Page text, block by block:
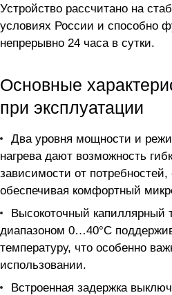
Устройство рассчитано на
условиях России и способно
непрерывно 24 часа в сутки.
Основные
при эксплуатации
Два уровня мощности и
нагрева дают возможность
зависимости от
обеспечивая комфортный
Высокоточный капиллярный
диапазоном 0…40°С
температуру, что особенно
использовании.
Встроенная задержка